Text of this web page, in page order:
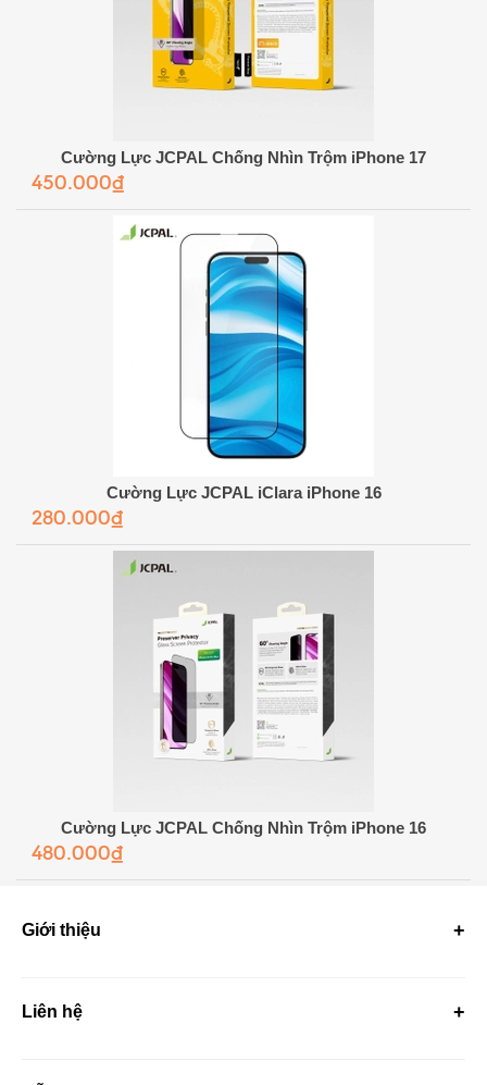
Cường Lực JCPAL Chống Nhìn Trộm iPhone 17
450.000₫
Cường Lực JCPAL iClara iPhone 16
280.000₫
Cường Lực JCPAL Chống Nhìn Trộm iPhone 16
480.000₫
Giới thiệu
Liên hệ